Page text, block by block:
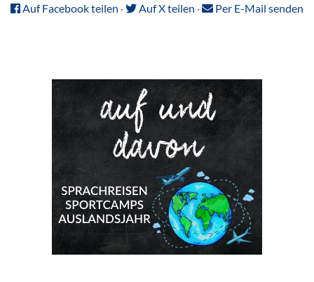
Auf Facebook teilen · Auf X teilen · Per E-Mail senden